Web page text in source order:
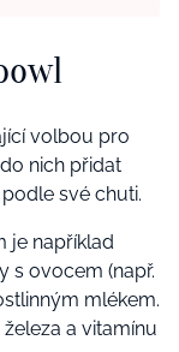
volbou pro
nich přidat
své chuti.
je například
s ovocem (např.
mlékem.
a vitamínu